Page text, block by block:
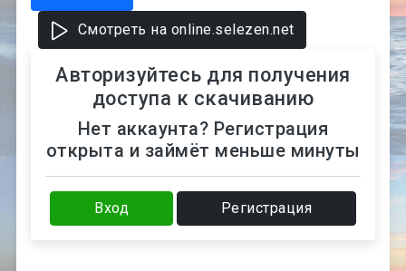
Смотреть на online.selezen.net
Авторизуйтесь для получения
доступа к скачиванию
Нет аккаунта? Регистрация
открыта и займёт меньше минуты
Вход Регистрация